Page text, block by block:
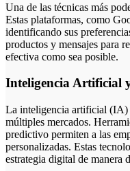
Una de las técnicas más
Estas plataformas, como
identificando sus
productos y mensajes para
efectiva como sea posible.
Inteligencia Artificial
La inteligencia artificial (IA)
múltiples mercados.
predictivo permiten a las
personalizadas. Estas
estrategia digital de manera